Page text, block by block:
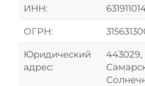
ИНН:
ОГРН:
Юридический
адрес:
443029,